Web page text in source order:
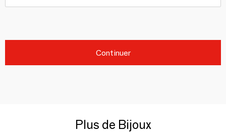
Continuer
Plus de Bijoux